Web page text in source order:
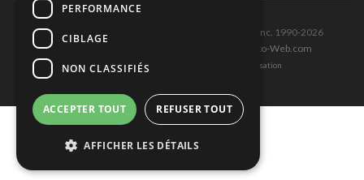
Tous droits réservés © Les Éditions Pole-Position inc. 1990-2026
Ce site est produit et hébergé par Montréal-Photo-Web.com
Politique de confidentialité et Conditions d’utilisation
PERFORMANCE
CIBLAGE
NON CLASSIFIÉS
ACCEPTER TOUT REFUSER TOUT
AFFICHER LES DÉTAILS